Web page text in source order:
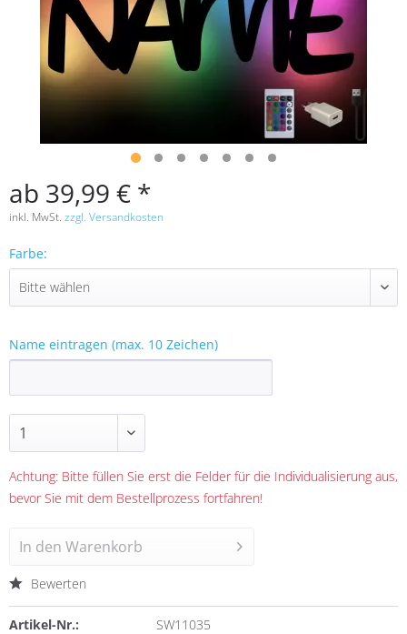
ab 39,99 € *
inkl. MwSt. zzgl. Versandkosten
Farbe:
Name eintragen (max. 10 Zeichen)
Achtung: Bitte füllen Sie erst die Felder für die Individualisierung aus,
bevor Sie mit dem Bestellprozess fortfahren!
In den Warenkorb
Bewerten
Artikel-Nr.: SW11035